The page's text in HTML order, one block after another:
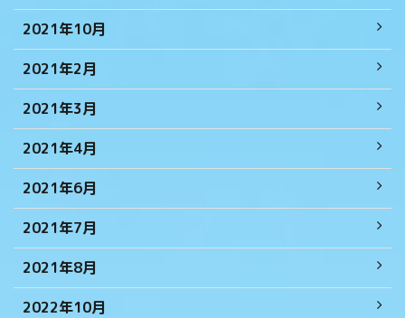
2021年10月
2021年2月
2021年3月
2021年4月
2021年6月
2021年7月
2021年8月
2022年10月